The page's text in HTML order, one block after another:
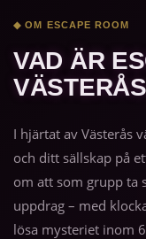
◆ OM ESCAPE ROOM
VAD ÄR
VÄSTERÅS
I hjärtat av Västerås
och ditt sällskap på
om att som grupp ta
uppdrag – med
lösa mysteriet inom